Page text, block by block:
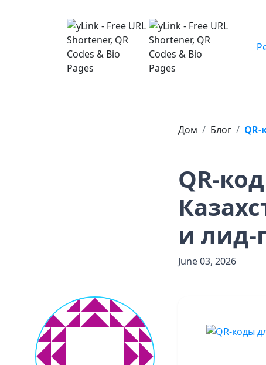
Дом Блог
QR-
и лид-
June 03, 2026